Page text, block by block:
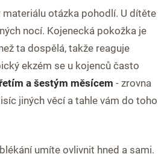
materiálu otázka pohodlí. U dítěte
nocí. Kojenecká pokožka je
ta dospělá, takže reaguje
ekzém se u kojenců často
a šestým měsícem - zrovna
jiných věcí a tahle vám do toho
umíte ovlivnit hned a sami.